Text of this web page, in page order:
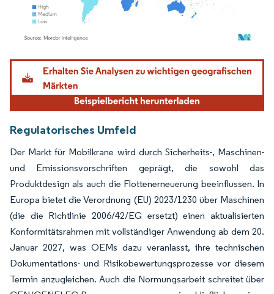
Bild © Mordor Intelligence. Wiederverwendung erfordert Namensnennung gemäß
Regulatorisches Umfeld
Der Markt für Mobilkrane wird durch Sicherheits-, Maschinen-
und Emissionsvorschriften geprägt, die sowohl das
Produktdesign als auch die Flottenerneuerung beeinflussen. In
Europa bietet die Verordnung (EU) 2023/1230 über Maschinen
(die die Richtlinie 2006/42/EG ersetzt) einen aktualisierten
Konformitätsrahmen mit vollständiger Anwendung ab dem 20.
Januar 2027, was OEMs dazu veranlasst, ihre technischen
Dokumentations- und Risikobewertungsprozesse vor diesem
Termin anzugleichen. Auch die Normungsarbeit schreitet über